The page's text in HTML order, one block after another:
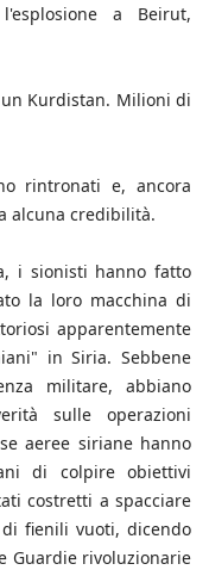
a Beirut,
Kurdistan. Milioni di
rintronati e, ancora
alcuna credibilità.
i sionisti hanno fatto
la loro macchina di
apparentemente
in Siria. Sebbene
militare, abbiano
sulle operazioni
aeree siriane hanno
di colpire obiettivi
costretti a spacciare
fienili vuoti, dicendo
Guardie rivoluzionarie